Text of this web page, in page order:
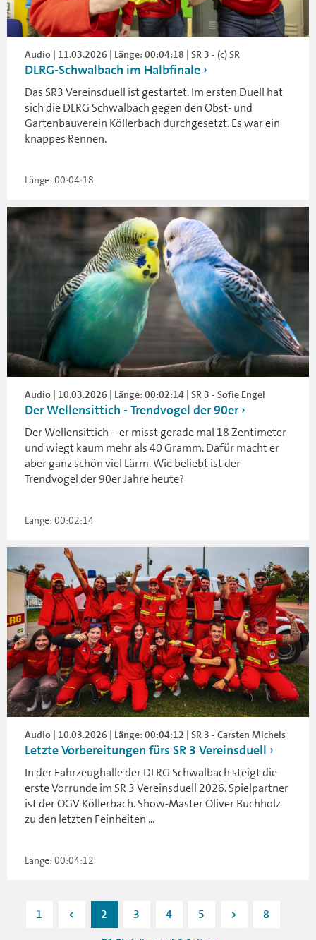
Audio | 11.03.2026 | Länge: 00:04:18 | SR 3 - (c) SR
DLRG-Schwalbach im Halbfinale
Das SR3 Vereinsduell ist gestartet. Im ersten Duell hat
sich die DLRG Schwalbach gegen den Obst- und
Gartenbauverein Köllerbach durchgesetzt. Es war ein
knappes Rennen.
Länge: 00:04:18
Audio | 10.03.2026 | Länge: 00:02:14 | SR 3 - Sofie Engel
Der Wellensittich - Trendvogel der 90er
Der Wellensittich – er misst gerade mal 18 Zentimeter
und wiegt kaum mehr als 40 Gramm. Dafür macht er
aber ganz schön viel Lärm. Wie beliebt ist der
Trendvogel der 90er Jahre heute?
Länge: 00:02:14
Audio | 10.03.2026 | Länge: 00:04:12 | SR 3 - Carsten Michels
Letzte Vorbereitungen fürs SR 3 Vereinsduell
In der Fahrzeughalle der DLRG Schwalbach steigt die
erste Vorrunde im SR 3 Vereinsduell 2026. Spielpartner
ist der OGV Köllerbach. Show-Master Oliver Buchholz
zu den letzten Feinheiten ...
Länge: 00:04:12
1 < 2 3 4 5 > 8